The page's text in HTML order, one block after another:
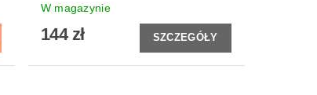
W magazynie
144 zł SZCZEGÓŁY